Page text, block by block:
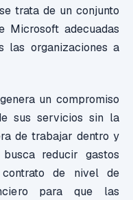
trata de un conjunto
Microsoft adecuadas
las organizaciones a
un compromiso
sus servicios sin la
de trabajar dentro y
reducir gastos
de nivel de
para que las